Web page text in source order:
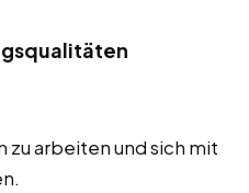
zu arbeiten und sich mit